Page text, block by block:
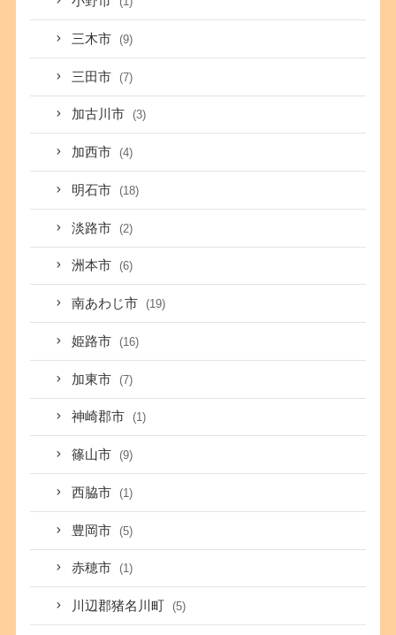
三木市 (9)
三田市 (7)
加古川市 (3)
加西市 (4)
明石市 (18)
淡路市 (2)
洲本市 (6)
南あわじ市 (19)
姫路市 (16)
加東市 (7)
神崎郡市 (1)
篠山市 (9)
西脇市 (1)
豊岡市 (5)
赤穂市 (1)
川辺郡猪名川町 (5)